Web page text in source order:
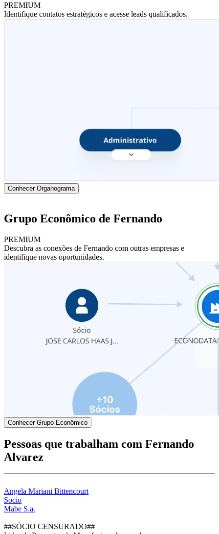
PREMIUM
Identifique contatos estratégicos e acesse leads qualificados.
Conhecer Organograma
Grupo Econômico de Fernando
PREMIUM
Descubra as conexões de Fernando com outras empresas e
identifique novas oportunidades.
Conhecer Grupo Econômico
Pessoas que trabalham com Fernando
Alvarez
Angela Mariani Bittencourt
Socio
Mabe S.a.
##SÓCIO CENSURADO##